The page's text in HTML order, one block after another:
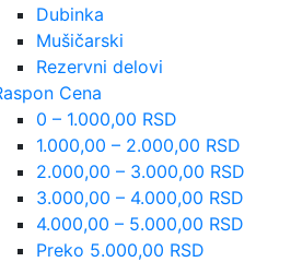
Dubinka
Mušičarski
Rezervni delovi
Cena
0 – 1.000,00 RSD
1.000,00 – 2.000,00 RSD
2.000,00 – 3.000,00 RSD
3.000,00 – 4.000,00 RSD
4.000,00 – 5.000,00 RSD
Preko 5.000,00 RSD